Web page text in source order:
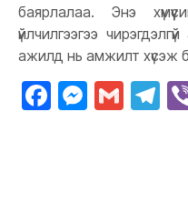
баярлалаа. Энэ
үйлчилгээгээ
ажилд нь амжилт хүсэж
Facebook